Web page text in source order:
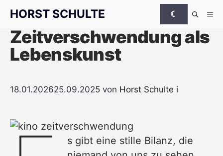
HORST SCHULTE ☾
Zeitverschwendung als
Lebenskunst
18.01.202625.09.2025 von Horst Schulte i
s gibt eine stille Bilanz, die